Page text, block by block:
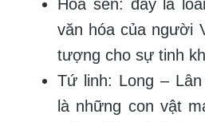
Hoa sen: đây là
văn hóa của người
tượng cho sự tinh
Tứ linh: Long –
là những con vật